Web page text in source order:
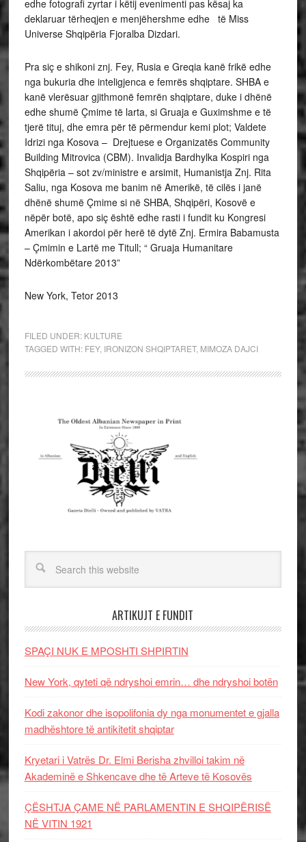
edhe fotografi zyrtar i këtij evenimenti pas kësaj ka
deklaruar tërheqjen e menjëhershme edhe të Miss
Universe Shqipëria Fjoralba Dizdari.
Pra siç e shikoni znj. Fey, Rusia e Greqia kanë frikë edhe
nga bukuria dhe inteligjenca e femrës shqiptare. SHBA e
kanë vlerësuar gjithmonë femrën shqiptare, duke i dhënë
edhe shumë Çmime të larta, si Gruaja e Guximshme e të
tjerë tituj, dhe emra për të përmendur kemi plot; Valdete
Idrizi nga Kosova – Drejtuese e Organizatës Community
Building Mitrovica (CBM). Invalidja Bardhylka Kospiri nga
Shqipëria – sot zv/ministre e arsimit, Humanistja Znj. Rita
Saliu, nga Kosova me banim në Amerikë, të cilës i janë
dhënë shumë Çmime si në SHBA, Shqipëri, Kosovë e
nëpër botë, apo siç është edhe rasti i fundit ku Kongresi
Amerikan i akordoi për herë të dytë Znj. Ermira Babamusta
– Çmimin e Lartë me Titull; “ Gruaja Humanitare
Ndërkombëtare 2013”
New York, Tetor 2013
FILED UNDER: KULTURE
TAGGED WITH: FEY, IRONIZON SHQIPTARET, MIMOZA DAJCI
ARTIKUJT E FUNDIT
SPAÇI NUK E MPOSHTI SHPIRTIN
New York, qyteti që ndryshoi emrin… dhe ndryshoi botën
Kodi zakonor dhe isopolifonia dy nga monumentet e gjalla
madhështore të antikitetit shqiptar
Kryetari i Vatrës Dr. Elmi Berisha zhvilloi takim në
Akademinë e Shkencave dhe të Arteve të Kosovës
ÇËSHTJA ÇAME NË PARLAMENTIN E SHQIPËRISË
NË VITIN 1921